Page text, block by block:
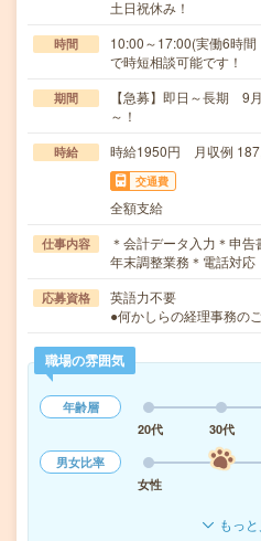
土日祝休み！
時間
10:00～17:00(実働6時
で時短相談可能です！
期間
【急募】即日～長期 9
～！
時給 時給1950円 月収例
交通費
全額支給
仕事内容
＊会計データ入力＊申
年末調整業務＊電話対応
応募資格
英語力不要
●何かしらの経理事務の
職場の雰囲気
年齢層
20代
30代
男女比率
女性
もっ